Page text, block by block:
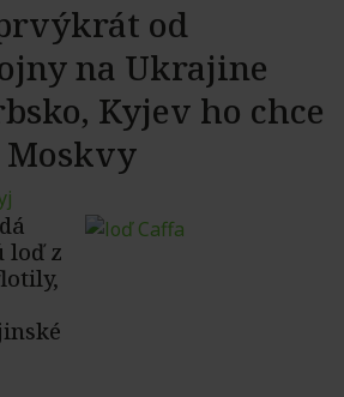
od
na Ukrajine
Kyjev ho chce
Moskvy
loď z